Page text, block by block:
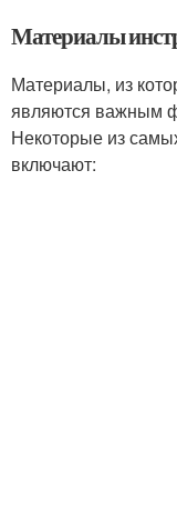
Материалы
Материалы, из
являются важным
Некоторые из
включают: